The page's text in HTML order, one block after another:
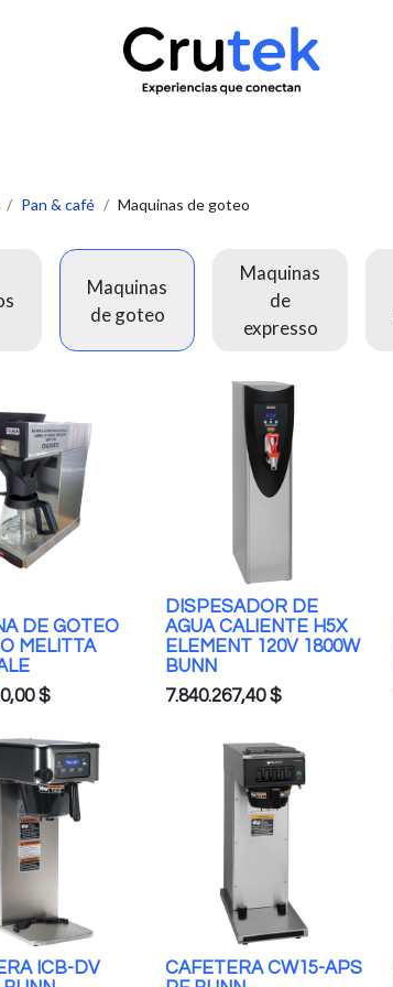
Pan & café Maquinas de goteo
Maquinas
de goteo
Maquinas
de
expresso
DE GOTEO
MELITTA
$
DISPESADOR DE
AGUA CALIENTE H5X
ELEMENT 120V 1800W
BUNN
7.840.267,40$
ICB-DV
CAFETERA CW15-APS